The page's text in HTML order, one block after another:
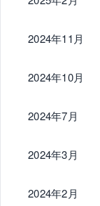
2024年11月
2024年10月
2024年7月
2024年3月
2024年2月